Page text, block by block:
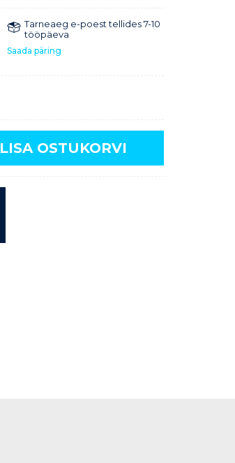
Tarneaeg e-poest tellides 7-10
tööpäeva
Saada päring
LISA OSTUKORVI